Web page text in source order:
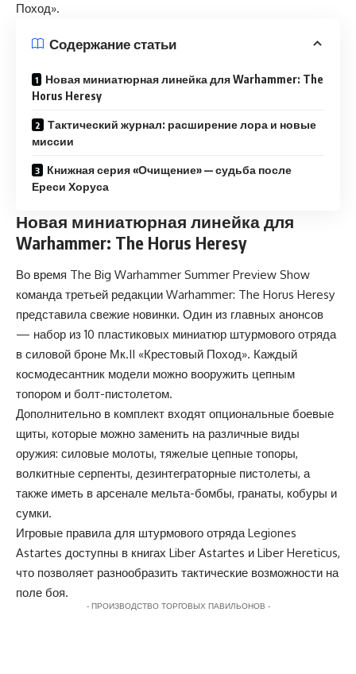
Поход».
Содержание статьи
Новая миниатюрная линейка для Warhammer: The
Horus Heresy
Тактический журнал: расширение лора и новые
миссии
Книжная серия «Очищение» — судьба после
Ереси Хоруса
Новая миниатюрная линейка для
Warhammer: The Horus Heresy
Во время The Big Warhammer Summer Preview Show
команда третьей редакции Warhammer: The Horus Heresy
представила свежие новинки. Один из главных анонсов
— набор из 10 пластиковых миниатюр штурмового отряда
в силовой броне Мк.II «Крестовый Поход». Каждый
космодесантник модели можно вооружить цепным
топором и болт-пистолетом.
Дополнительно в комплект входят опциональные боевые
щиты, которые можно заменить на различные виды
оружия: силовые молоты, тяжелые цепные топоры,
волкитные серпенты, дезинтеграторные пистолеты, а
также иметь в арсенале мельта-бомбы, гранаты, кобуры и
сумки.
Игровые правила для штурмового отряда Legiones
Astartes доступны в книгах Liber Astartes и Liber Hereticus,
что позволяет разнообразить тактические возможности на
поле боя.
- ПРОИЗВОДСТВО ТОРГОВЫХ ПАВИЛЬОНОВ -